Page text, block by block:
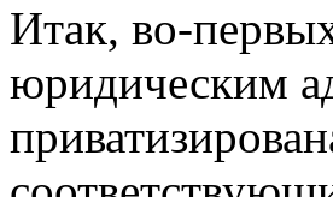
Итак, во-
юридическим